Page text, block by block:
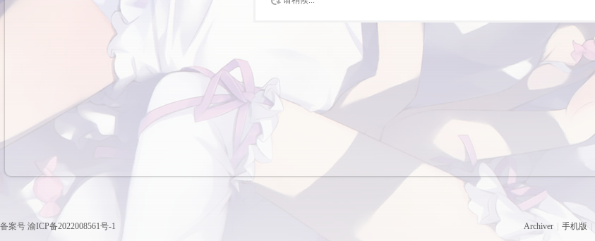
Archiver 手机版
备案号 渝ICP备2022008561号-1